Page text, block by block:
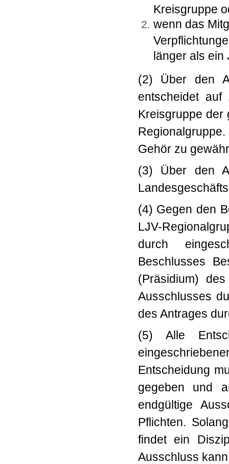
Kreisgruppe
wenn das
länger als ein
(2) Über den
entscheidet auf
Kreisgruppe der
Gehör zu
(3) Über den
(4) Gegen den
LJV-
durch
Beschlusses
(Präsidium)
Ausschlusses
des Antrages
(5) Alle
Entscheidung
gegeben und
endgültige
Pflichten.
findet ein
Ausschluss